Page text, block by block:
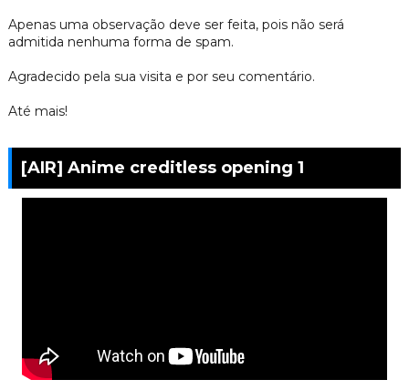
Apenas uma observação deve ser feita, pois não será
admitida nenhuma forma de spam.
Agradecido pela sua visita e por seu comentário.
Até mais!
[AIR] Anime creditless opening 1